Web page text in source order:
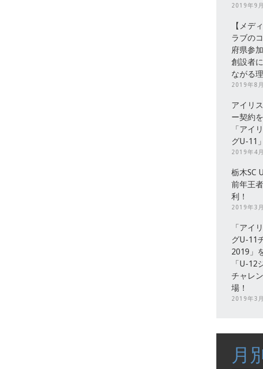
2019年9
【メデ
ラブの
府県参
創設者
ながる理
2019年8
アイリ
ー契約
「アイ
グU-11
2019年4
栃木SC
前年王
利！
2019年3
「アイ
グU-11
2019」
「U-12
チャレ
場！
2019年3
月